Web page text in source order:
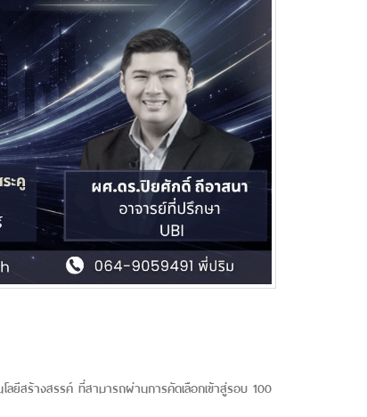
ยีสร้างสรรค์ ที่สามารถผ่านการคัดเลือกเข้าสู่รอบ 100